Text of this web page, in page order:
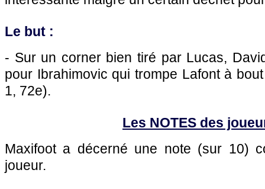
Le but :
- Sur un corner bien tiré par Lucas,
pour Ibrahimovic qui trompe Lafont à
1, 72e).
Les NOTES des
Maxifoot a décerné une note (sur 10)
joueur.